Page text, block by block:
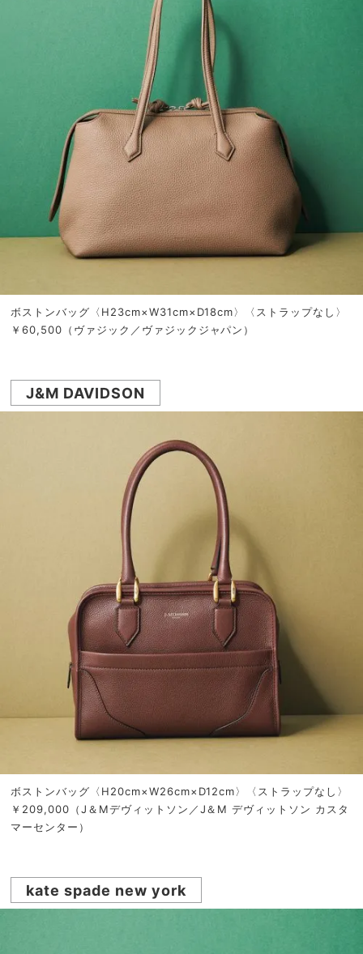
ボストンバッグ〈H23cm×W31cm×D18cm〉〈ストラップなし〉
￥60,500（ヴァジック／ヴァジックジャパン）
J&M DAVIDSON
ボストンバッグ〈H20cm×W26cm×D12cm〉〈ストラップなし〉
￥209,000（J＆Mデヴィットソン／J＆M デヴィットソン カスタ
マーセンター）
kate spade new york